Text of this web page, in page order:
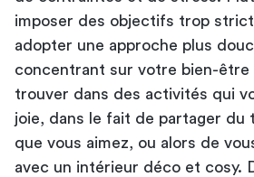
imposer des objectifs trop
adopter une approche plus
concentrant sur votre bien-être
trouver dans des activités qui
joie, dans le fait de partager du
que vous aimez, ou alors de
avec un intérieur déco et cosy.